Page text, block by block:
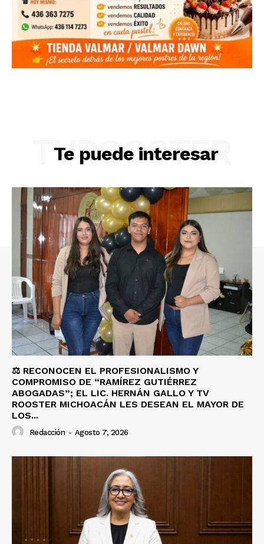
Te puede interesar
TVROOSTER
⚖️ RECONOCEN EL PROFESIONALISMO Y
COMPROMISO DE “RAMÍREZ GUTIÉRREZ
ABOGADAS”; EL LIC. HERNÁN GALLO Y TV
ROOSTER MICHOACÁN LES DESEAN EL MAYOR DE
LOS...
Redacción - Agosto 7, 2026